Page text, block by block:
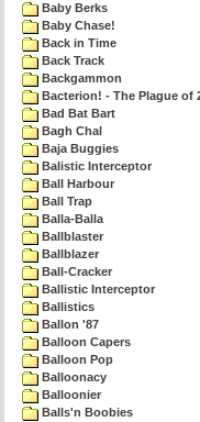
Baby Berks
Baby Chase!
Back in Time
Back Track
Backgammon
Bacterion! - The Plague of
Bad Bat Bart
Bagh Chal
Baja Buggies
Balistic Interceptor
Ball Harbour
Ball Trap
Balla-Balla
Ballblaster
Ballblazer
Ball-Cracker
Ballistic Interceptor
Ballistics
Ballon '87
Balloon Capers
Balloon Pop
Balloonacy
Balloonier
Balls'n Boobies